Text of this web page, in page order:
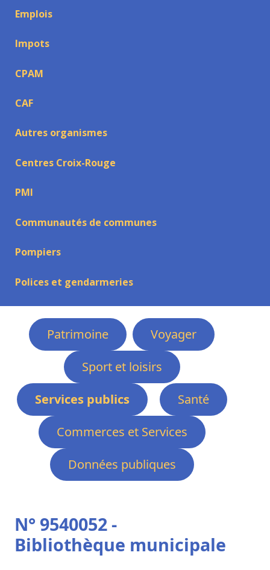
Emplois
Impots
CPAM
CAF
Autres organismes
Centres Croix-Rouge
PMI
Communautés de communes
Pompiers
Polices et gendarmeries
Patrimoine
Voyager
Sport et loisirs
Services publics
Santé
Commerces et Services
Données publiques
N° 9540052 -
Bibliothèque municipale